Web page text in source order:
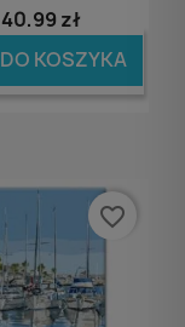
40,99 zł
DO KOSZYKA
favorite_border